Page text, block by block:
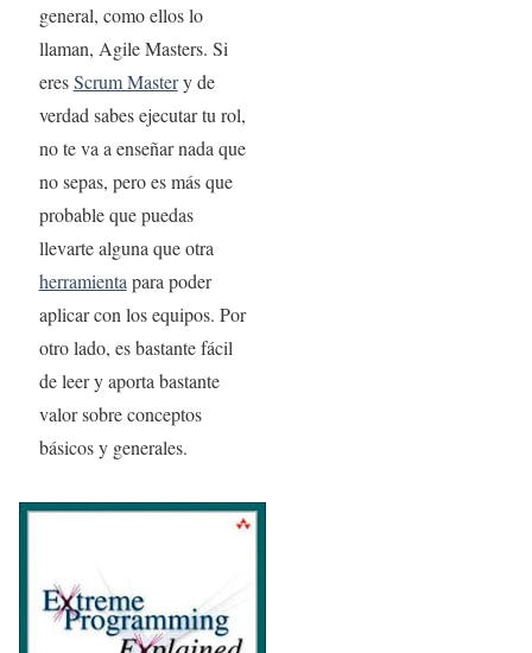
general, como ellos lo
llaman, Agile Masters. Si
eresScrum Mastery de
verdad sabes ejecutar tu rol,
no te va a enseñar nada que
no sepas, pero es más que
probable que puedas
llevarte alguna que otra
herramienta para poder
aplicar con los equipos. Por
otro lado, es bastante fácil
de leer y aporta bastante
valor sobre conceptos
básicos y generales.